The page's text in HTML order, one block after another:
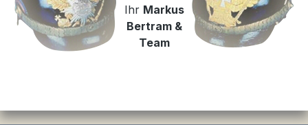
Ihr Markus
Bertram &
Team